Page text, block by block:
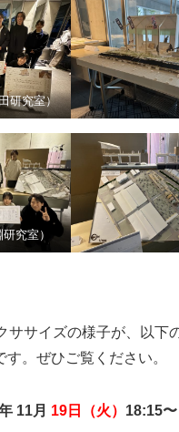
研究室）
究室）
ササイズの様子が、以下
。ぜひご覧ください。
11月 19日（火） 18:15〜